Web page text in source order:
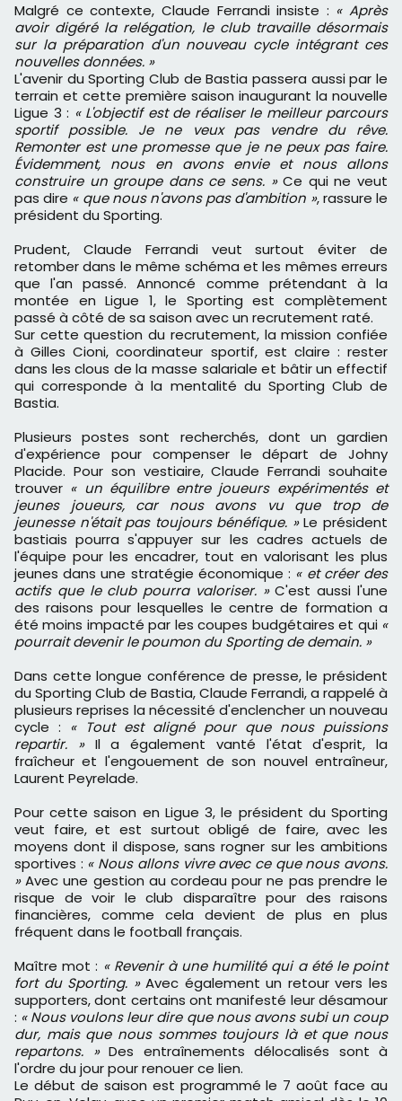
Malgré ce contexte, Claude Ferrandi insiste : « Après
avoir digéré la relégation, le club travaille désormais
sur la préparation d'un nouveau cycle intégrant ces
nouvelles données. »
L'avenir du Sporting Club de Bastia passera aussi par le
terrain et cette première saison inaugurant la nouvelle
Ligue 3 : « L'objectif est de réaliser le meilleur parcours
sportif possible. Je ne veux pas vendre du rêve.
Remonter est une promesse que je ne peux pas faire.
Évidemment, nous en avons envie et nous allons
construire un groupe dans ce sens. »Ce qui ne veut
pas dire « que nous n'avons pas d'ambition », rassure le
président du Sporting.
Prudent, Claude Ferrandi veut surtout éviter de
retomber dans le même schéma et les mêmes erreurs
que l'an passé. Annoncé comme prétendant à la
montée en Ligue 1, le Sporting est complètement
passé à côté de sa saison avec un recrutement raté.
Sur cette question du recrutement, la mission confiée
à Gilles Cioni, coordinateur sportif, est claire : rester
dans les clous de la masse salariale et bâtir un effectif
qui corresponde à la mentalité du Sporting Club de
Bastia.
Plusieurs postes sont recherchés, dont un gardien
d'expérience pour compenser le départ de Johny
Placide. Pour son vestiaire, Claude Ferrandi souhaite
trouver « un équilibre entre joueurs expérimentés et
jeunes joueurs, car nous avons vu que trop de
jeunesse n'était pas toujours bénéfique. »Le président
bastiais pourra s'appuyer sur les cadres actuels de
l'équipe pour les encadrer, tout en valorisant les plus
jeunes dans une stratégie économique : « et créer des
actifs que le club pourra valoriser. »C'est aussi l'une
des raisons pour lesquelles le centre de formation a
été moins impacté par les coupes budgétaires et qui «
pourrait devenir le poumon du Sporting de demain. »
Dans cette longue conférence de presse, le président
du Sporting Club de Bastia, Claude Ferrandi, a rappelé à
plusieurs reprises la nécessité d'enclencher un nouveau
cycle : « Tout est aligné pour que nous puissions
repartir. »Il a également vanté l'état d'esprit, la
fraîcheur et l'engouement de son nouvel entraîneur,
Laurent Peyrelade.
Pour cette saison en Ligue 3, le président du Sporting
veut faire, et est surtout obligé de faire, avec les
moyens dont il dispose, sans rogner sur les ambitions
sportives : « Nous allons vivre avec ce que nous avons.
»Avec une gestion au cordeau pour ne pas prendre le
risque de voir le club disparaître pour des raisons
financières, comme cela devient de plus en plus
fréquent dans le football français.
Maître mot : « Revenir à une humilité qui a été le point
fort du Sporting. »Avec également un retour vers les
supporters, dont certains ont manifesté leur désamour
: « Nous voulons leur dire que nous avons subi un coup
dur, mais que nous sommes toujours là et que nous
repartons. »Des entraînements délocalisés sont à
l'ordre du jour pour renouer ce lien.
Le début de saison est programmé le 7 août face au